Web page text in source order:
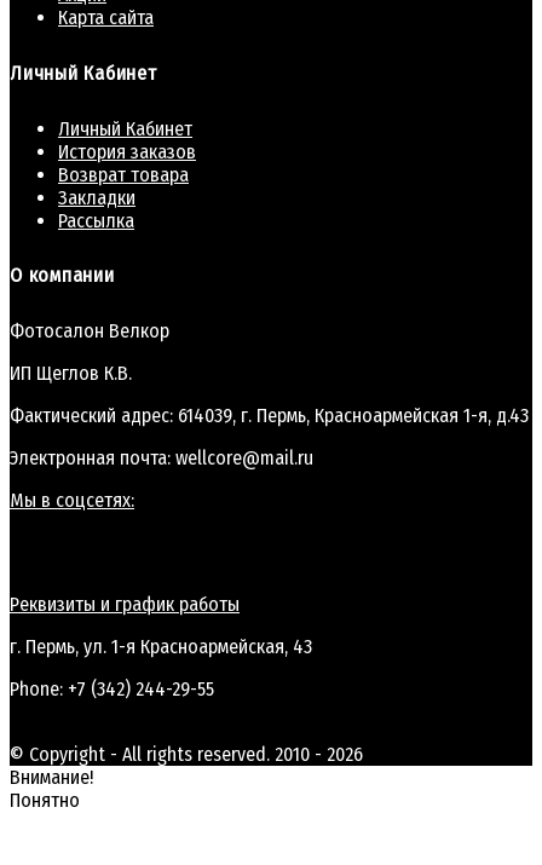
Карта сайта
Личный Кабинет
Личный Кабинет
История заказов
Возврат товара
Закладки
Рассылка
О компании
Фотосалон Велкор
ИП Щеглов К.В.
Фактический адрес: 614039, г. Пермь, Красноармейская 1-я, д.43
Электронная почта: wellcore@mail.ru
Мы в соцсетях:
Реквизиты и график работы
г. Пермь, ул. 1-я Красноармейская, 43
Phone: +7 (342) 244-29-55
© Copyright - All rights reserved. 2010 - 2026
Внимание!
Понятно